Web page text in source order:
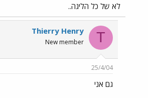
לא של כל הליגה..
T
Thierry Henry
New member
25/4/04
גם אני